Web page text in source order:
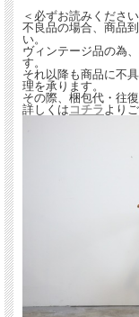
＜必ずお読みください
不良品の場合、商品
い。
ヴィンテージ品の為
す。
それ以降も商品に不
理を承ります。
その際、梱包代・往
詳しくは コチラ より